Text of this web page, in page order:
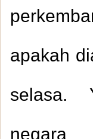
apakah
selasa.